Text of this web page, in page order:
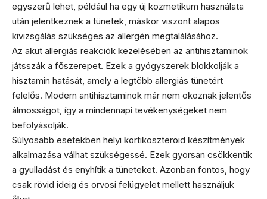
egyszerű lehet, például ha egy új kozmetikum használata
után jelentkeznek a tünetek, máskor viszont alapos
kivizsgálás szükséges az allergén megtalálásához.
Az akut allergiás reakciók kezelésében az antihisztaminok
játsszák a főszerepet. Ezek a gyógyszerek blokkolják a
hisztamin hatását, amely a legtöbb allergiás tünetért
felelős. Modern antihisztaminok már nem okoznak jelentős
álmosságot, így a mindennapi tevékenységeket nem
befolyásolják.
Súlyosabb esetekben helyi kortikoszteroid készítmények
alkalmazása válhat szükségessé. Ezek gyorsan csökkentik
a gyulladást és enyhítik a tüneteket. Azonban fontos, hogy
csak rövid ideig és orvosi felügyelet mellett használjuk